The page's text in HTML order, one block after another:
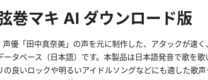
巻マキ AI ダウンロード版
優「田中真奈美」の声を元に制作した、アタックが速
ータベース（日本語）です。本製品は日本語発音で歌を
良いロックや明るいアイドルソングなどにも適した歌声